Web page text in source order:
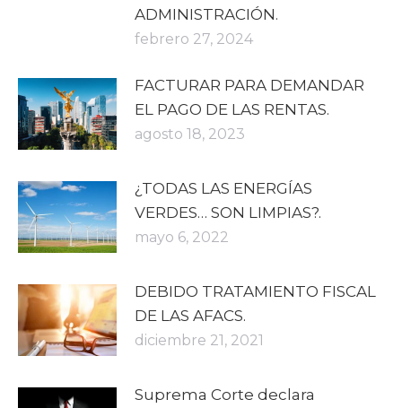
ADMINISTRACIÓN.
febrero 27, 2024
FACTURAR PARA DEMANDAR
EL PAGO DE LAS RENTAS.
agosto 18, 2023
¿TODAS LAS ENERGÍAS
VERDES… SON LIMPIAS?.
mayo 6, 2022
DEBIDO TRATAMIENTO FISCAL
DE LAS AFACS.
diciembre 21, 2021
Suprema Corte declara